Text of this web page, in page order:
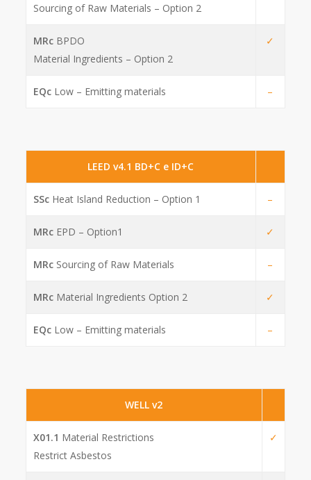
Sourcing of Raw Materials – Option 2
MRcBPDO
Material Ingredients – Option 2
✓
EQcLow – Emitting materials –
LEED v4.1 BD+C e ID+C
SScHeat Island Reduction – Option 1 –
MRcEPD – Option1 ✓
MRcSourcing of Raw Materials –
MRcMaterial Ingredients Option 2 ✓
EQcLow – Emitting materials –
WELL v2
X01.1 Material Restrictions
Restrict Asbestos
✓